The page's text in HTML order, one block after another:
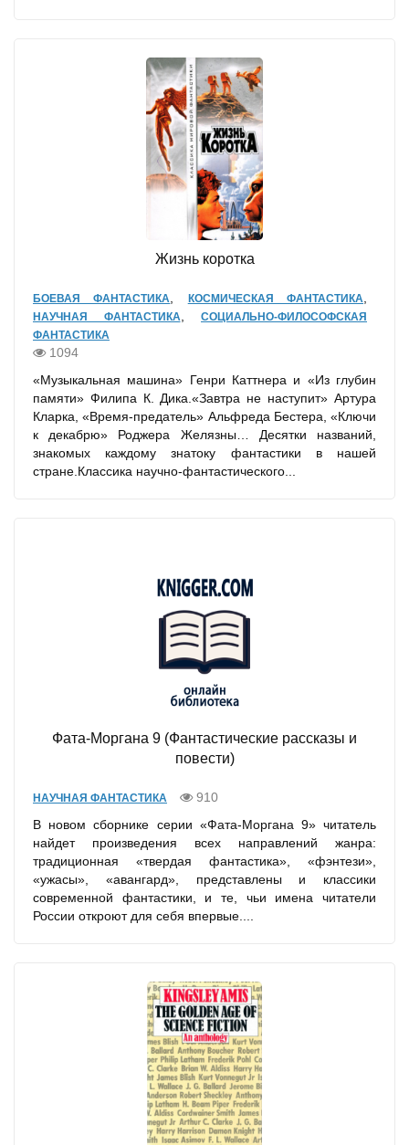
Жизнь коротка
БОЕВАЯ ФАНТАСТИКА, КОСМИЧЕСКАЯ ФАНТАСТИКА,
НАУЧНАЯ ФАНТАСТИКА, СОЦИАЛЬНО-ФИЛОСОФСКАЯ
ФАНТАСТИКА
1094
«Музыкальная машина» Генри Каттнера и «Из глубин
памяти» Филипа К. Дика.«Завтра не наступит» Артура
Кларка, «Время-предатель» Альфреда Бестера, «Ключи
к декабрю» Роджера Желязны… Десятки названий,
знакомых каждому знатоку фантастики в нашей
стране.Классика научно-фантастического...
Фата-Моргана 9 (Фантастические рассказы и
повести)
НАУЧНАЯ ФАНТАСТИКА
910
В новом сборнике серии «Фата-Моргана 9» читатель
найдет произведения всех направлений жанра:
традиционная «твердая фантастика», «фэнтези»,
«ужасы», «авангард», представлены и классики
современной фантастики, и те, чьи имена читатели
России откроют для себя впервые....